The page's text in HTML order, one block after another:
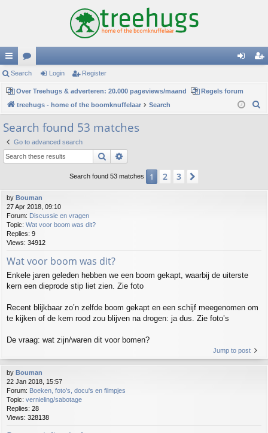
ui
ck
lin
ks
or
u
m
s
in
er
Search Login Register
Over Treehugs & adverteren: 20.000 pageviews/maand
Regels forum
treehugs - home of the boomknuffelaar
Search
Search found 53 matches
Go to advanced search
Search
Search found 53 matches 1 2 3
by Bouman
27 Apr 2018, 09:10
Forum: Discussie en vragen
Topic: Wat voor boom was dit?
Replies: 9
Views: 34912
Wat voor boom was dit?
Enkele jaren geleden hebben we een boom gekapt, waarbij de uiterste
kern een dieprode stip liet zien. Zie foto
Recent blijkbaar zo’n zelfde boom gekapt en een schijf meegenomen om
te kijken of de kern rood zou blijven na drogen: ja dus. Zie foto’s
De vraag: wat zijn/waren dit voor bomen?
Jump to post
by Bouman
22 Jan 2018, 15:57
Forum: Boeken, foto's, docu's en filmpjes
Topic: vernieling/sabotage
Replies: 28
Views: 328138